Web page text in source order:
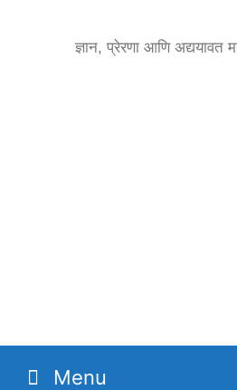
ज्ञान, प्रेरणा आणि अद्ययावत
Menu